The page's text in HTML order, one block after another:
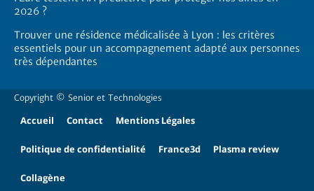
2026 ?
Trouver une résidence médicalisée à Lyon : les critères
essentiels pour un accompagnement adapté aux personnes
très dépendantes
Copyright © Senior et Technologies
Accueil Contact Mentions Légales
Politique de confidentialité France3d Plasma review
Collagène